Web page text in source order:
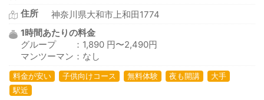
住所
神奈川県大和市上和田1774
1時間あたりの料金
グループ ：1,890 円〜2,490円
マンツーマン：なし
料金が安い 子供向けコース 無料体験 夜も開講
大手
駅近